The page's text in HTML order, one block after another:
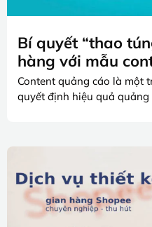
Bí quyết “thao
hàng với mẫu
Content quảng cáo là một
quyết định hiệu quả quảng